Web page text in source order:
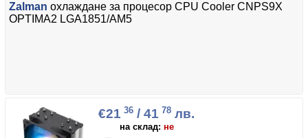
Zalman охлаждане за процесор CPU Cooler CNPS9X
OPTIMA2 LGA1851/AM5
€21 36 / 41 78 лв.
на склад: не